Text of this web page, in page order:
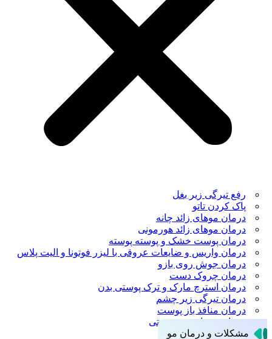
رفع تیرگی زیر بغل
پاک کردن تاتو
درمان موهای زائد چانه
درمان موهای زائد هورمونی
درمان پوست خشک و پوسته پوسته
درمان واریس و ضایعات عروقی با لیزر فوتونا و الیت پلاس
درمان جوش روی بازو
درمان چروک دست
درمان استرچ مارک و ترک پوستی بدن
درمان تیرگی زیر چشم
درمان منافذ باز پوست
درمان موهای زیر پوستی
مشکلات و درمان مو